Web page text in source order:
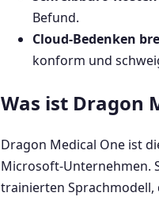
Befund.
Cloud-Bedenken
konform und
Was ist Dragon
Dragon Medical One ist
Microsoft-Unternehmen.
trainierten Sprachmodell,